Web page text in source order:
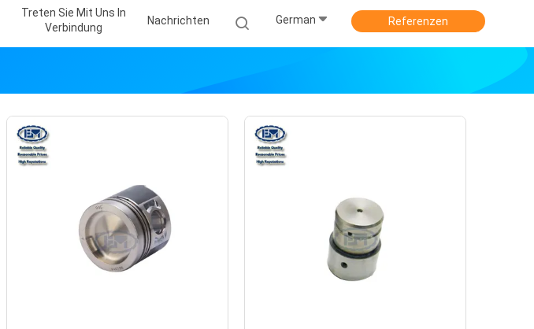
Treten Sie Mit Uns In
Verbindung
Nachrichten German Referenzen